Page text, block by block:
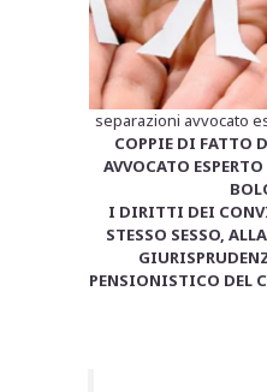
separazioni avvocato
COPPIE DI FATTO
AVVOCATO
I DIRITTI DEI
STESSO SESSO,
PENSIONISTICO DEL